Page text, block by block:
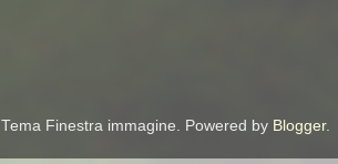
Tema Finestra immagine. Powered by Blogger.